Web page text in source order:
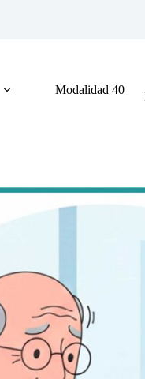
Modalidad 40